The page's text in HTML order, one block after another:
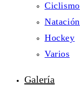
Ciclismo
Natación
Hockey
Varios
Galería